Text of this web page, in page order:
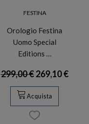
FESTINA
Orologio Festina
Uomo Special
Editions …
299,00 €269,10 €
Acquista